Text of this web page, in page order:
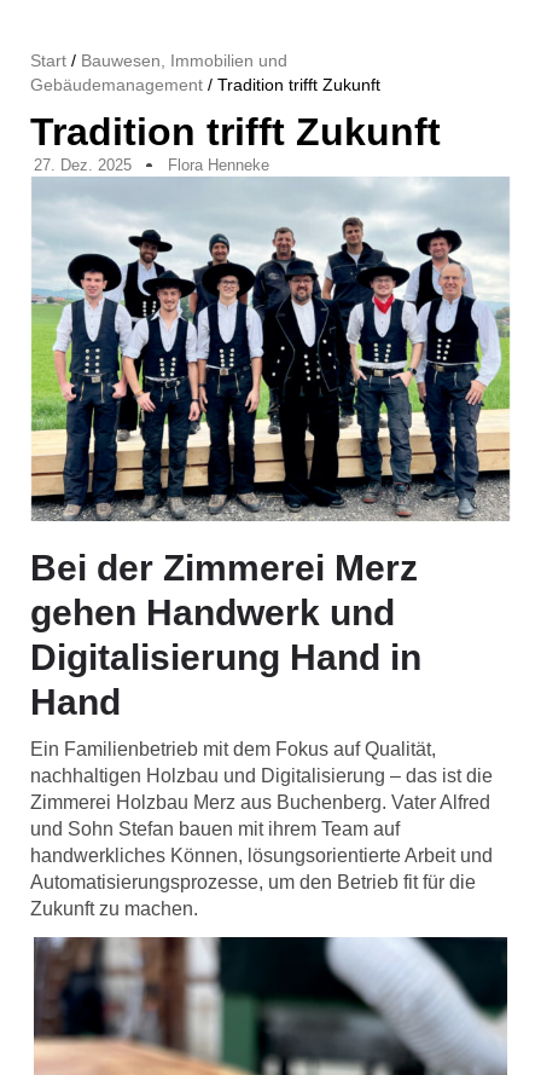
Start / Bauwesen, Immobilien und
Gebäudemanagement / Tradition trifft Zukunft
Tradition trifft Zukunft
27. Dez. 2025 Flora Henneke
Bei der Zimmerei Merz
gehen Handwerk und
Digitalisierung Hand in
Hand
Ein Familienbetrieb mit dem Fokus auf Qualität,
nachhaltigen Holzbau und Digitalisierung – das ist die
Zimmerei Holzbau Merz aus Buchenberg. Vater Alfred
und Sohn Stefan bauen mit ihrem Team auf
handwerkliches Können, lösungsorientierte Arbeit und
Automatisierungsprozesse, um den Betrieb fit für die
Zukunft zu machen.